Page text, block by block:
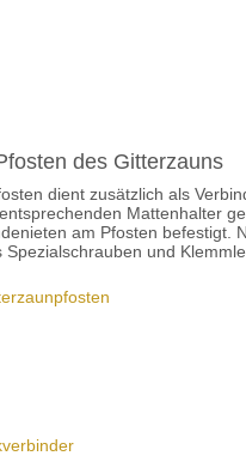
des Gitterzauns
dient zusätzlich als
Mattenhalter
am Pfosten befestigt.
Spezialschrauben und